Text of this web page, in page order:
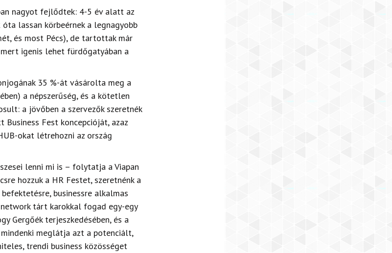
nagyot fejlődtek: 4-5 év alatt az
lassan körbeérnek a legnagyobb
és most Pécs), de tartottak már
igenis lehet fürdőgatyában a
35 %-át vásárolta meg a
a népszerűség, és a kötetlen
a jövőben a szervezők szeretnék
Fest koncepcióját, azaz
okat létrehozni az ország
lenni mi is – folytatja a Viapan
hozzuk a HR Festet, szeretnénk a
businessre alkalmas
tárt karokkal fogad egy-egy
Gergőék terjeszkedésében, és a
mindenki meglátja azt a potenciált,
trendi business közösséget